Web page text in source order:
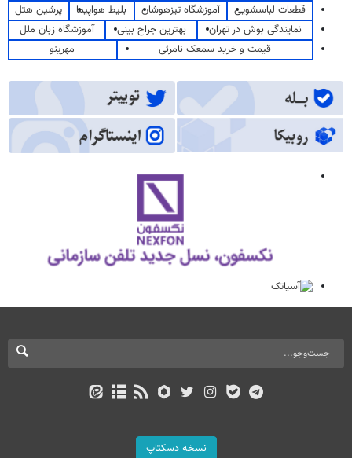
قطعات لباسشویی
آموزشگاه تیزهوشان بلیط هواپیما
پرشین هتل
نمایندگی بوش در تهران
بهترین جراح بینی
آموزشگاه زبان ملل
قیمت و خرید سمعک نامرئی
مهرینو
نسخه دسکتاپ